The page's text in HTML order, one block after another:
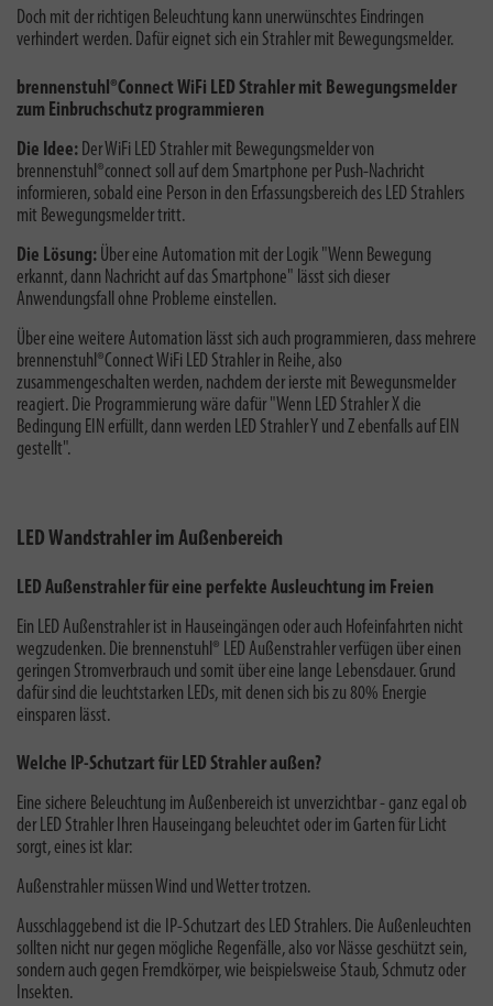
Doch mit der richtigen Beleuchtung kann unerwünschtes Eindringen
verhindert werden. Dafür eignet sich ein Strahler mit Bewegungsmelder.
brennenstuhl®Connect WiFi LED Strahler mit Bewegungsmelder
zum Einbruchschutz programmieren
Die Idee: Der WiFi LED Strahler mit Bewegungsmelder von
brennenstuhl®connect soll auf dem Smartphone per Push-Nachricht
informieren, sobald eine Person in den Erfassungsbereich des LED Strahlers
mit Bewegungsmelder tritt.
Die Lösung: Über eine Automation mit der Logik "Wenn Bewegung
erkannt, dann Nachricht auf das Smartphone" lässt sich dieser
Anwendungsfall ohne Probleme einstellen.
Über eine weitere Automation lässt sich auch programmieren, dass mehrere
brennenstuhl®Connect WiFi LED Strahler in Reihe, also
zusammengeschalten werden, nachdem der ierste mit Bewegunsmelder
reagiert. Die Programmierung wäre dafür "Wenn LED Strahler X die
Bedingung EIN erfüllt, dann werden LED Strahler Y und Z ebenfalls auf EIN
gestellt".
LED Wandstrahler im Außenbereich
LED Außenstrahler für eine perfekte Ausleuchtung im Freien
Ein LED Außenstrahler ist in Hauseingängen oder auch Hofeinfahrten nicht
wegzudenken. Die brennenstuhl® LED Außenstrahler verfügen über einen
geringen Stromverbrauch und somit über eine lange Lebensdauer. Grund
dafür sind die leuchtstarken LEDs, mit denen sich bis zu 80% Energie
einsparen lässt.
Welche IP-Schutzart für LED Strahler außen?
Eine sichere Beleuchtung im Außenbereich ist unverzichtbar - ganz egal ob
der LED Strahler Ihren Hauseingang beleuchtet oder im Garten für Licht
sorgt, eines ist klar:
Außenstrahler müssen Wind und Wetter trotzen.
Ausschlaggebend ist die IP-Schutzart des LED Strahlers. Die Außenleuchten
sollten nicht nur gegen mögliche Regenfälle, also vor Nässe geschützt sein,
sondern auch gegen Fremdkörper, wie beispielsweise Staub, Schmutz oder
Insekten.